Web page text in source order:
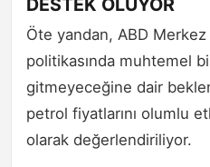
Öte yandan, ABD Merkez
politikasında muhtemel
gitmeyeceğine dair
petrol fiyatlarını olumlu
olarak değerlendiriliyor.